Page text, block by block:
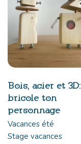
Bois, acier et 3D:
bricole ton
personnage
Vacances été
Stage vacances